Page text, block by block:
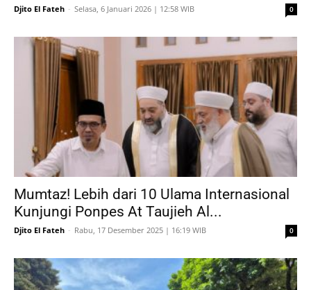
Djito El Fateh - Selasa, 6 Januari 2026 | 12:58 WIB 0
Mumtaz! Lebih dari 10 Ulama Internasional
Kunjungi Ponpes At Taujieh Al...
Djito El Fateh - Rabu, 17 Desember 2025 | 16:19 WIB 0